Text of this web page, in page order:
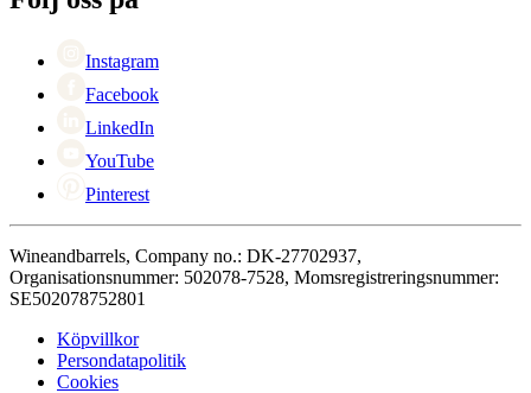
Black Friday
Cyber Monday
Instagram
Facebook
LinkedIn
YouTube
Pinterest
Wineandbarrels, Company no.: DK-27702937,
Organisationsnummer: 502078-7528, Momsregistreringsnummer:
SE502078752801
Köpvillkor
Persondatapolitik
Cookies